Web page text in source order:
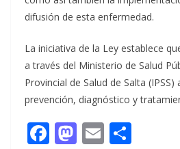
difusión de esta enfermedad.
La iniciativa de la Ley establece
a través del Ministerio de Salud
Provincial de Salud de Salta
prevención, diagnóstico y
F M E